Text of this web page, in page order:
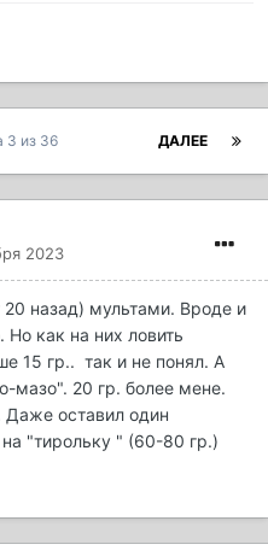
ДАЛЕЕ
3 из 36
2023
20 назад) мультами. Вроде и
как на них ловить
15 гр.. так и не понял. А
мазо". 20 гр. более мене.
оставил один
"тирольку " (60-80 гр.)